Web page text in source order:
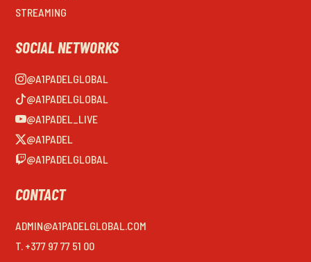
STREAMING
SOCIAL NETWORKS
@A1PADELGLOBAL
@A1PADELGLOBAL
@A1PADEL_LIVE
@A1PADEL
@A1PADELGLOBAL
CONTACT
ADMIN@A1PADELGLOBAL.COM
T. +377 97 77 51 00